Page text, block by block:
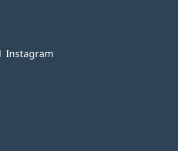
Instagram